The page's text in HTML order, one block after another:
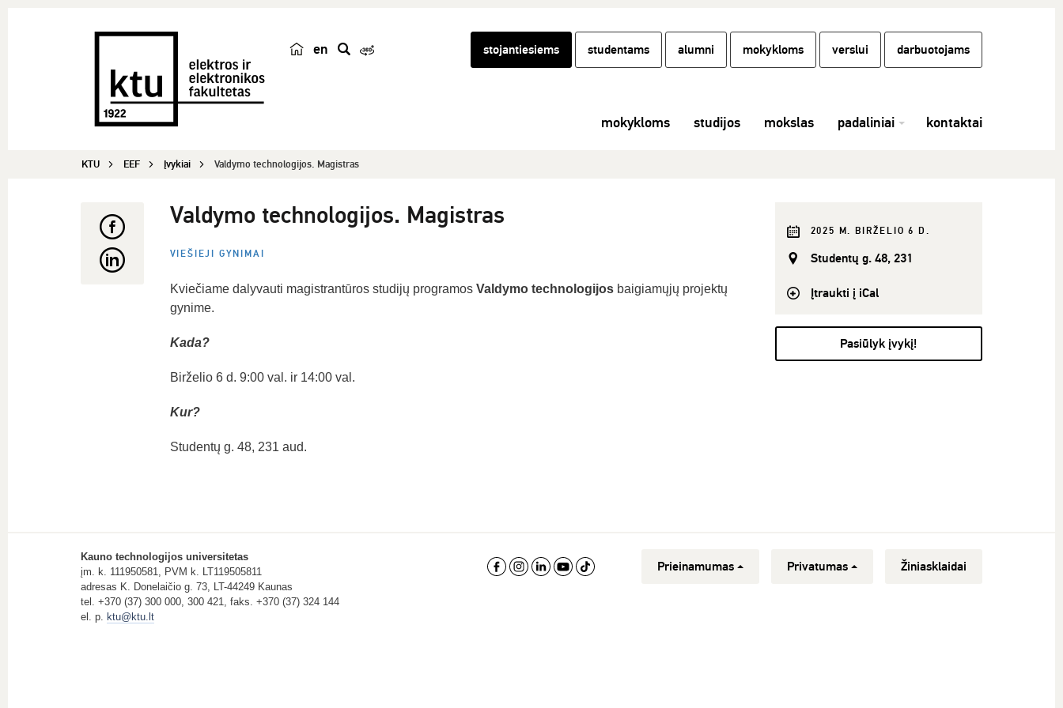
en
k
stojantiesiems studentams alumni mokykloms verslui darbuotojams
mokykloms studijos mokslas padaliniai kontaktai
KTU EEF Įvykiai Valdymo technologijos. Magistras
Valdymo technologijos. Magistras
VIEŠIEJI GYNIMAI
Kviečiame dalyvauti magistrantūros studijų programosValdymo technologijos baigiamųjų projektų
gynime.
Kada?
Birželio 6 d. 9:00 val. ir 14:00 val.
Kur?
Studentų g. 48, 231 aud.
2025 M. BIRŽELIO 6 D.
Studentų g. 48, 231
Įtraukti į iCal
Pasiūlyk įvykį!
Kauno technologijos universitetas
įm. k. 111950581, PVM k. LT119505811
adresas K. Donelaičio g. 73, LT-44249 Kaunas
tel. +370 (37) 300 000, 300 421, faks. +370 (37) 324 144
el. p. ktu@ktu.lt
Prieinamumas Privatumas Žiniasklaidai